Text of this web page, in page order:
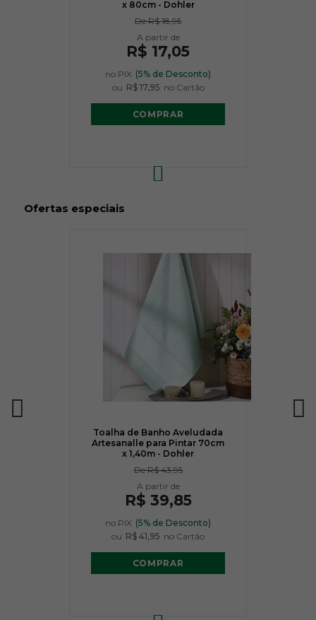
x 80cm - Dohler
DeR$ 18,95
R$ 17,05
no PIX (5% de Desconto)
ou R$ 17,95 no Cartão
COMPRAR
Ofertas especiais
Toalha de Banho Aveludada
Artesanalle para Pintar 70cm
x 1,40m - Dohler
DeR$ 43,95
R$ 39,85
no PIX (5% de Desconto)
ou R$ 41,95 no Cartão
COMPRAR